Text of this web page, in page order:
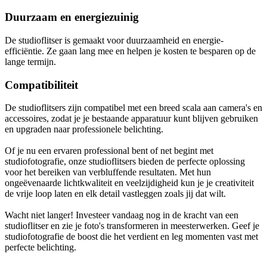
Duurzaam en energiezuinig
De studioflitser is gemaakt voor duurzaamheid en energie-
efficiëntie. Ze gaan lang mee en helpen je kosten te besparen op de
lange termijn.
Compatibiliteit
De studioflitsers zijn compatibel met een breed scala aan camera's en
accessoires, zodat je je bestaande apparatuur kunt blijven gebruiken
en upgraden naar professionele belichting.
Of je nu een ervaren professional bent of net begint met
studiofotografie, onze studioflitsers bieden de perfecte oplossing
voor het bereiken van verbluffende resultaten. Met hun
ongeëvenaarde lichtkwaliteit en veelzijdigheid kun je je creativiteit
de vrije loop laten en elk detail vastleggen zoals jij dat wilt.
Wacht niet langer! Investeer vandaag nog in de kracht van een
studioflitser en zie je foto's transformeren in meesterwerken. Geef je
studiofotografie de boost die het verdient en leg momenten vast met
perfecte belichting.